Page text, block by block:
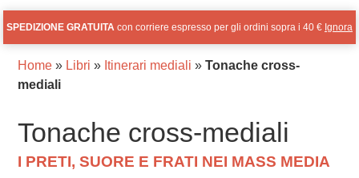
SPEDIZIONE GRATUITA con corriere espresso per gli ordini sopra i 40 € Ignora
Home» Libri » Itinerari mediali » Tonache cross-
mediali
Tonache cross-mediali
I PRETI, SUORE E FRATI NEI MASS MEDIA